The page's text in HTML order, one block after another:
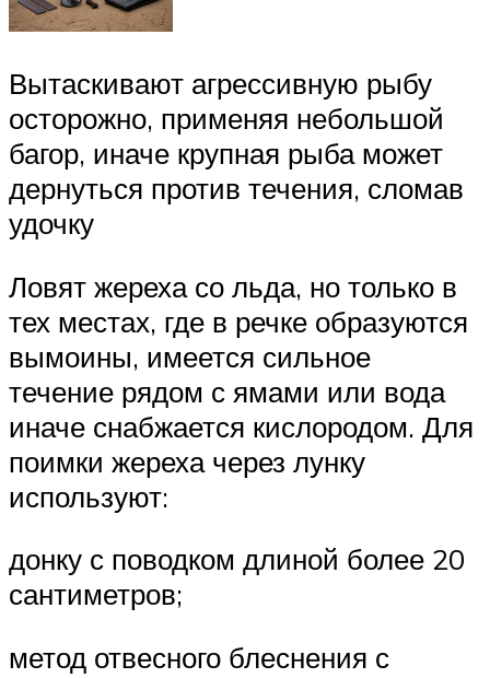
Вытаскивают агрессивную рыбу
осторожно, применяя небольшой
багор, иначе крупная рыба может
дернуться против течения, сломав
удочку
Ловят жереха со льда, но только в
тех местах, где в речке образуются
вымоины, имеется сильное
течение рядом с ямами или вода
иначе снабжается кислородом. Для
поимки жереха через лунку
используют:
донку с поводком длиной более 20
сантиметров;
метод отвесного блеснения с